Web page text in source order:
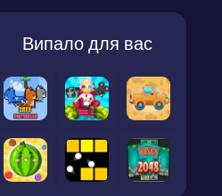
Випало для вас